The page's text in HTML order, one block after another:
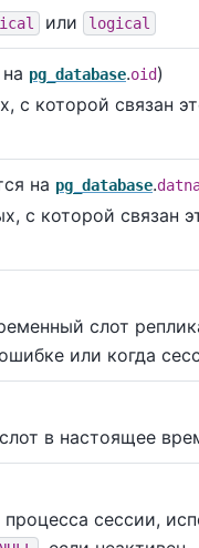
или logical
pg_database.oid)
с которой связан
на pg_database.
с которой связан
слот
или когда
в настоящее
сессии,